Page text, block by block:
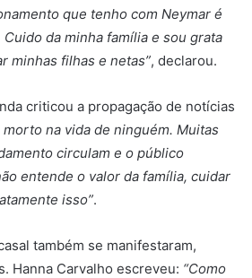
que tenho com Neymar é
da minha família e sou grata
minhas filhas e netas”, declarou.
criticou a propagação de notícias
morto na vida de ninguém. Muitas
circulam e o público
entende o valor da família, cuidar
isso”.
também se manifestaram,
Hanna Carvalho escreveu: “Como